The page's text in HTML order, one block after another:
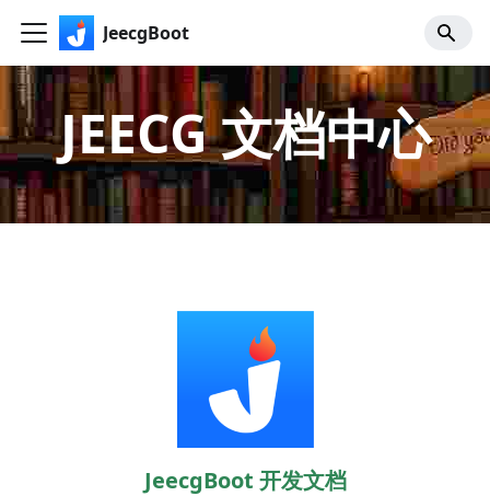
JeecgBoot
JEECG 文档中心
JeecgBoot 开发文档